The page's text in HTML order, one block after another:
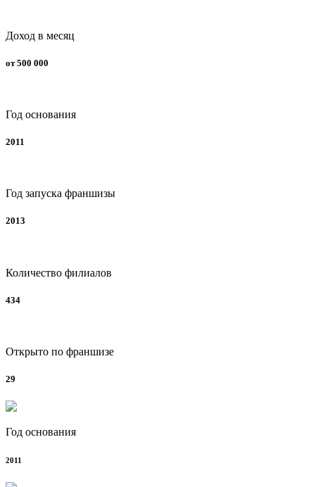
Доход в месяц
от 500 000
Год основания
2011
Год запуска франшизы
2013
Количество филиалов
434
Открыто по франшизе
29
Год основания
2011